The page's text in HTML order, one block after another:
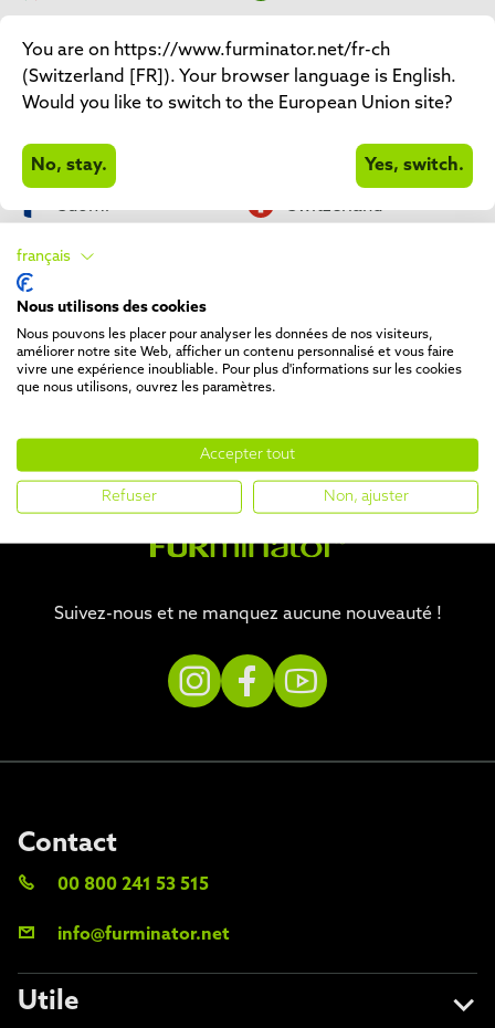
Malta Nederland
Polska Pусский
România Slovenian
Suomi Switzerland
Türkiye
Österreich
Українська
Suivez-nous et ne manquez aucune nouveauté !
Utile
Contact
00 800 241 53 515
info@furminator.net
You are on https://www.furminator.net/fr-ch
(Switzerland [FR]). Your browser language is English.
Would you like to switch to the European Union site?
No, stay. Yes, switch.
français
Nous utilisons des cookies
Nous pouvons les placer pour analyser les données de nos visiteurs,
améliorer notre site Web, afficher un contenu personnalisé et vous faire
vivre une expérience inoubliable. Pour plus d'informations sur les cookies
que nous utilisons, ouvrez les paramètres.
Accepter tout
Refuser Non, ajuster